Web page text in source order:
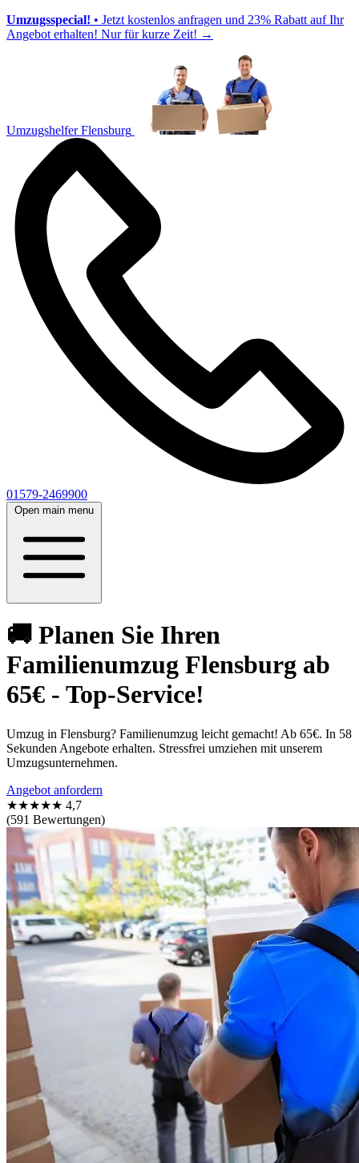
Umzugsspecial! • Jetzt kostenlos anfragen und 23% Rabatt auf Ihr
Angebot erhalten! Nur für kurze Zeit! →
Umzugshelfer Flensburg
01579-2469900
Open main menu
🚚 Planen Sie Ihren
Familienumzug Flensburg ab
65€ - Top-Service!
Umzug in Flensburg? Familienumzug leicht gemacht! Ab 65€. In 58
Sekunden Angebote erhalten. Stressfrei umziehen mit unserem
Umzugsunternehmen.
Angebot anfordern
★★★★★ 4,7
(591 Bewertungen)